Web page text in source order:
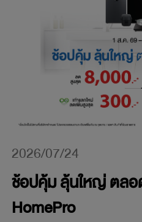
ช้อปคุ้ม ลุ้นใหญ่ ตลอ
HomePro
2026/07/24